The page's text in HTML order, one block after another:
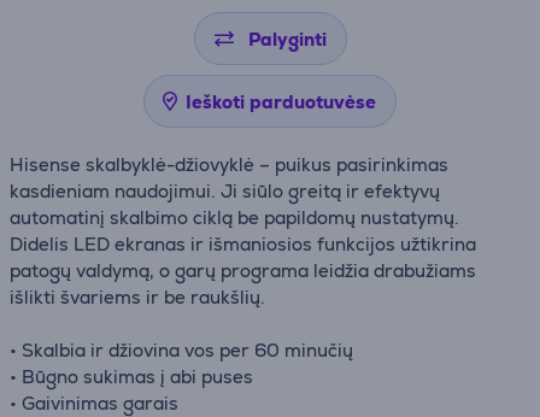
Palyginti
Ieškoti parduotuvėse
Hisense skalbyklė-džiovyklė – puikus pasirinkimas
kasdieniam naudojimui. Ji siūlo greitą ir efektyvų
automatinį skalbimo ciklą be papildomų nustatymų.
Didelis LED ekranas ir išmaniosios funkcijos užtikrina
patogų valdymą, o garų programa leidžia drabužiams
išlikti švariems ir be raukšlių.
• Skalbia ir džiovina vos per 60 minučių
• Būgno sukimas į abi puses
• Gaivinimas garais